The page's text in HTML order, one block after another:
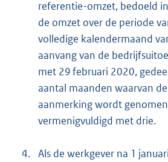
referentie-omzet, bedoeld
de omzet over de periode
volledige kalendermaand
aanvang van de
met 29 februari 2020,
aantal maanden waarvan
aanmerking wordt
vermenigvuldigd met drie.
4. Als de werkgever na 1